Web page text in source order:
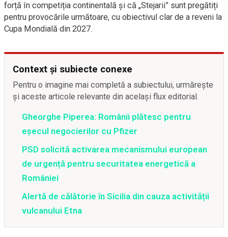
forță în competiția continentală și că „Stejarii” sunt pregătiți
pentru provocările următoare, cu obiectivul clar de a reveni la
Cupa Mondială din 2027.
Context și subiecte conexe
Pentru o imagine mai completă a subiectului, urmărește
și aceste articole relevante din același flux editorial.
Gheorghe Piperea: Românii plătesc pentru
eșecul negocierilor cu Pfizer
PSD solicită activarea mecanismului european
de urgență pentru securitatea energetică a
României
Alertă de călătorie în Sicilia din cauza activității
vulcanului Etna